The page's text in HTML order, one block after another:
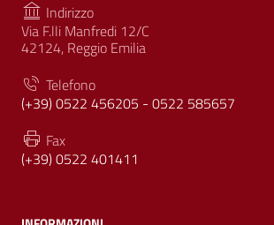
Indirizzo
Via F.lli Manfredi 12/C
42124, Reggio Emilia
Telefono
(+39) 0522 456205 - 0522 585657
Fax
(+39) 0522 401411